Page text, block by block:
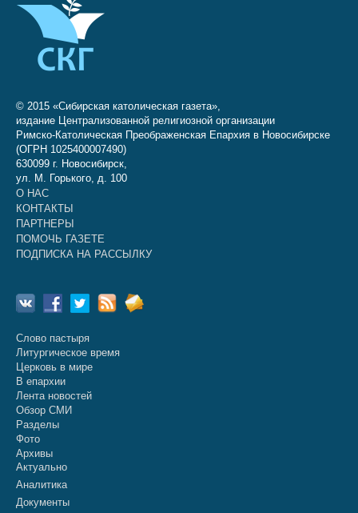
© 2015 «Сибирская католическая газета»,
издание Централизованной религиозной организации
Римско-Католическая Преображенская Епархия в Новосибирске
(ОГРН 1025400007490)
630099 г. Новосибирск,
ул. М. Горького, д. 100
О НАС
КОНТАКТЫ
ПАРТНЕРЫ
ПОМОЧЬ ГАЗЕТЕ
ПОДПИСКА НА РАССЫЛКУ
Слово пастыря
Литургическое время
Церковь в мире
В епархии
Лента новостей
Обзор СМИ
Разделы
Фото
Архивы
Актуально
Аналитика
Документы